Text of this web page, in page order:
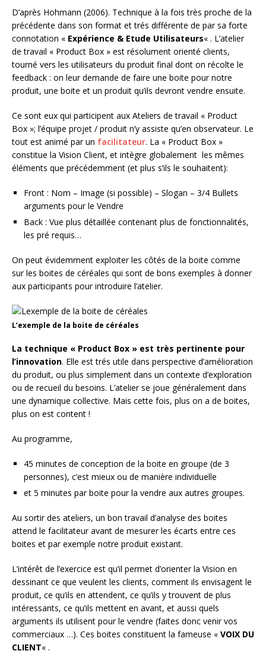
D’après Hohmann (2006). Technique à la fois très proche de la
précédente dans son format et trés différente de par sa forte
connotation « Expérience & Etude Utilisateurs« . L’atelier
de travail « Product Box » est résolument orienté clients,
tourné vers les utilisateurs du produit final dont on récolte le
feedback : on leur demande de faire une boite pour notre
produit, une boite et un produit qu’ils devront vendre ensuite.
Ce sont eux qui participent aux Ateliers de travail « Product
Box »; l’équipe projet / produit n’y assiste qu’en observateur. Le
tout est animé par un facilitateur. La « Product Box »
constitue la Vision Client, et intègre globalement les mêmes
éléments que précédemment (et plus s’ils le souhaitent):
Front : Nom – Image (si possible) – Slogan – 3/4 Bullets
arguments pour le Vendre
Back : Vue plus détaillée contenant plus de fonctionnalités,
les pré requis…
On peut évidemment exploiter les côtés de la boite comme
sur les boites de céréales qui sont de bons exemples à donner
aux participants pour introduire l’atelier.
L’exemple de la boite de céréales
La technique « Product Box » est très pertinente pour
l’innovation. Elle est trés utile dans perspective d’amélioration
du produit, ou plus simplement dans un contexte d’exploration
ou de recueil du besoins. L’atelier se joue généralement dans
une dynamique collective. Mais cette fois, plus on a de boites,
plus on est content !
Au programme,
45 minutes de conception de la boite en groupe (de 3
personnes), c’est mieux ou de manière individuelle
et 5 minutes par boite pour la vendre aux autres groupes.
Au sortir des ateliers, un bon travail d’analyse des boites
attend le facilitateur avant de mesurer les écarts entre ces
boites et par exemple notre produit existant.
L’intérêt de l’exercice est qu’il permet d’orienter la Vision en
dessinant ce que veulent les clients, comment ils envisagent le
produit, ce qu’ils en attendent, ce qu’ils y trouvent de plus
intéressants, ce qu’ils mettent en avant, et aussi quels
arguments ils utilisent pour le vendre (faites donc venir vos
commerciaux …). Ces boites constituent la fameuse « VOIX DU
CLIENT« .